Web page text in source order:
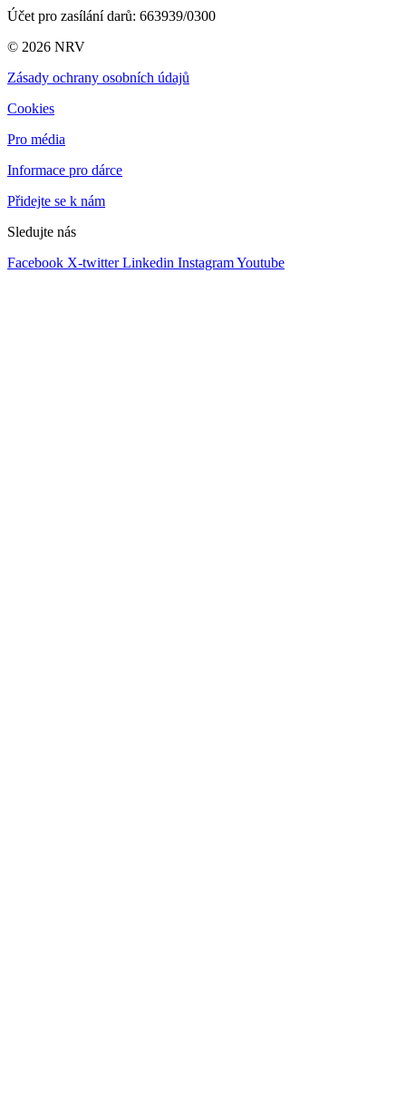
Účet pro zasílání darů: 663939/0300
© 2026 NRV
Zásady ochrany osobních údajů
Cookies
Pro média
Informace pro dárce
Přidejte se k nám
Sledujte nás
Facebook X-twitter Linkedin InstagramYoutube